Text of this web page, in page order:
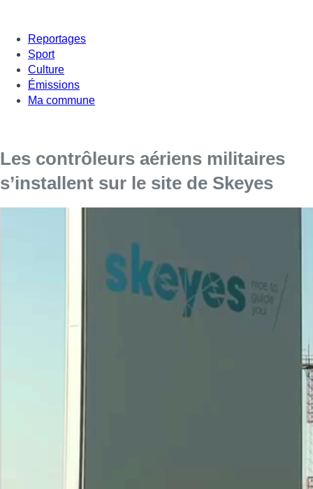
Reportages
Sport
Culture
Émissions
Ma commune
Les contrôleurs aériens militaires
s’installent sur le site de Skeyes